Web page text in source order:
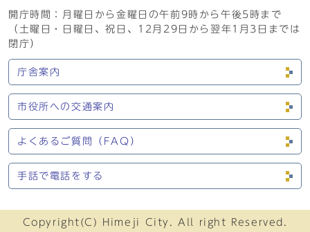
開庁時間：月曜日から金曜日の午前9時から午後5時まで
（土曜日・日曜日、祝日、12月29日から翌年1月3日までは
閉庁）
庁舎案内
市役所への交通案内
よくあるご質問（FAQ）
手話で電話をする
Copyright(C) Himeji City. All right Reserved.